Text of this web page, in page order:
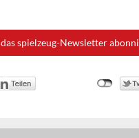
das spielzeug-Newsletter